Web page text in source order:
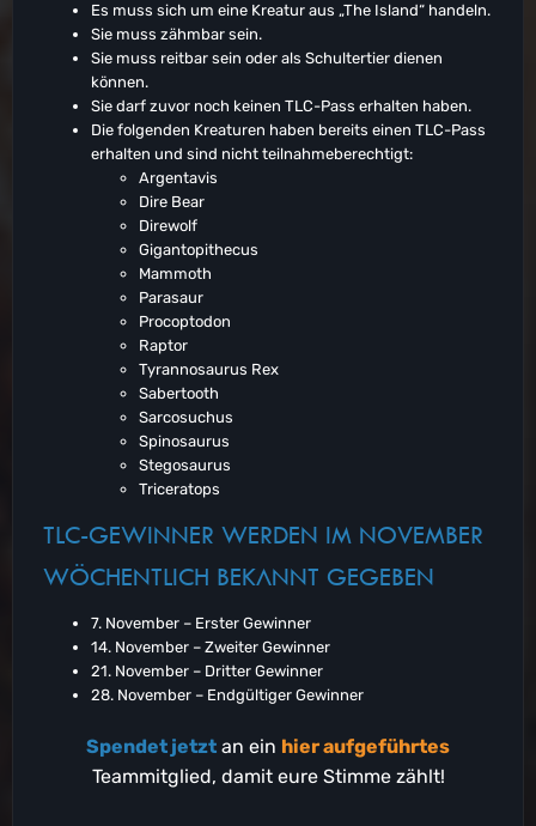
Es muss sich um eine Kreatur aus „The Island“ handeln.
Sie muss zähmbar sein.
Sie muss reitbar sein oder als Schultertier dienen
können.
Sie darf zuvor noch keinen TLC-Pass erhalten haben.
Die folgenden Kreaturen haben bereits einen TLC-Pass
erhalten und sind nicht teilnahmeberechtigt:
Argentavis
Dire Bear
Direwolf
Gigantopithecus
Mammoth
Parasaur
Procoptodon
Raptor
Tyrannosaurus Rex
Sabertooth
Sarcosuchus
Spinosaurus
Stegosaurus
Triceratops
TLC-GEWINNER WERDEN IM NOVEMBER
WÖCHENTLICH BEKANNT GEGEBEN
7. November – Erster Gewinner
14. November – Zweiter Gewinner
21. November – Dritter Gewinner
28. November – Endgültiger Gewinner
Spendet jetzt an ein hier aufgeführtes
Teammitglied, damit eure Stimme zählt!